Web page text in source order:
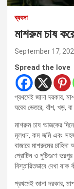
ব্যবসা
মাশরুম চাষ
September 17,
Spread the love
প্রথমেই জানা দরকার,
ঘরের ভেতরে, বাঁশ, খড়,
মাশরুম চাষ আজকের
মূলধন, কম জমি এবং সহজ
বাজারে মাশরুমের
প্রোটিন ও পুষ্টিগুণে
বিস্তারিতভাবে দেখা
প্রথমেই জানা দরকার,